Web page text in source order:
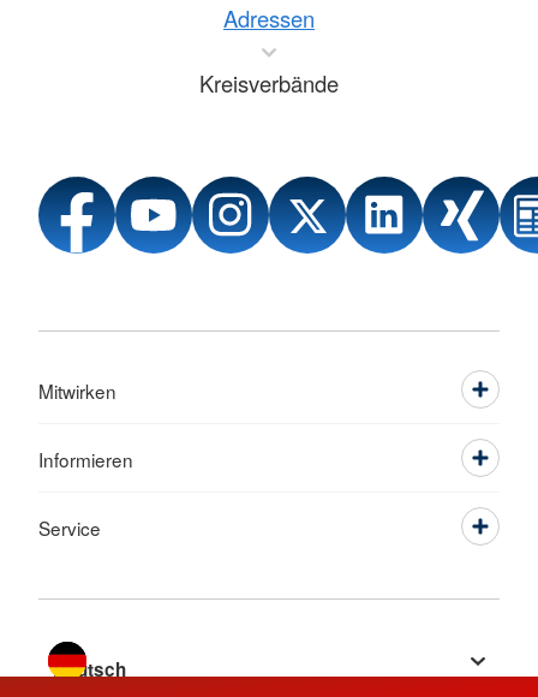
Adressen
Kreisverbände
Mitwirken
Informieren
Service
Sprache wechseln zu